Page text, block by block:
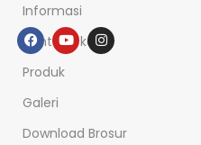
Informasi
Tentang kami
Produk
Galeri
Download Brosur